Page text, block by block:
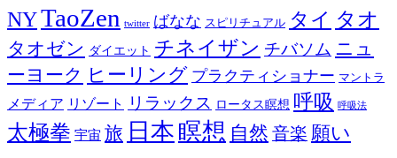
NYTaoZen twitter ばなな スピリチュアル タイ タオ
タオゼン ダイエット チネイザン チバソム ニュ
ーヨーク ヒーリング プラクティショナー マントラ
メディア リゾート リラックス ロータス瞑想 呼吸 呼吸法
太極拳 宇宙 旅 日本 瞑想 自然 音楽 願い